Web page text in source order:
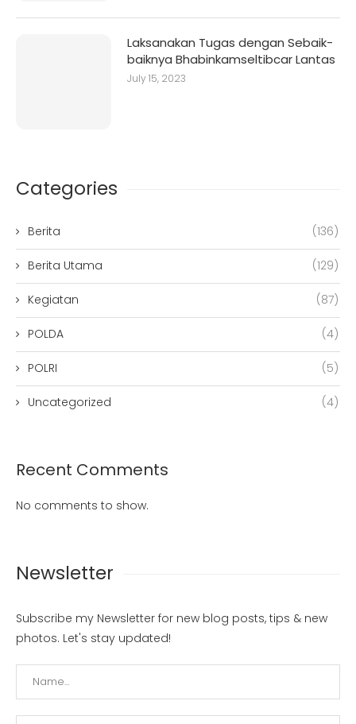
Laksanakan Tugas dengan Sebaik-
baiknya Bhabinkamseltibcar Lantas
July 15, 2023
Categories
Berita (136)
Berita Utama (129)
Kegiatan (87)
POLDA (4)
POLRI (5)
Uncategorized (4)
Recent Comments
No comments to show.
Newsletter
Subscribe my Newsletter for new blog posts, tips & new
photos. Let's stay updated!